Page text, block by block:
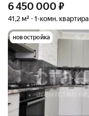
6 450 000 ₽
41,2 м² 1-комн. квартира
новостройка